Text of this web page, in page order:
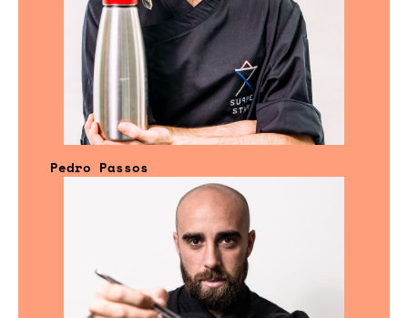
Pedro Passos